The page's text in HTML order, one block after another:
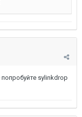
sylinkdrop